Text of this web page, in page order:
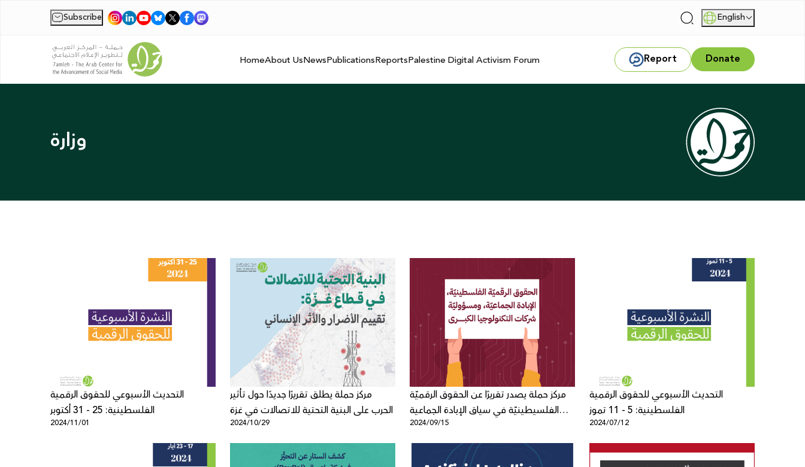
Subscribe | | English
HomeAbout UsNewsPublicationsReportsPalestine Digital Activism Forum Report Donate
وزارة
التحديث الأسبوعي للحقوق الرقمية
الفلسطينية: 25 - 31 أكتوبر
2024/11/01
مركز حملة يطلق تقريرًا جديدًا حول تأثير
الحرب على البنية التحتية للاتصالات في غزة
2024/10/29
مركز حملة يصدر تقريرًا عن الحقوق الرقميّة
الفلسيطينيّة في سياق الإبادة الجماعية
ومسؤوليّة شركات التكنولوجيا الكبرى بعد
عام من الحرب على غزة
2024/09/15
التحديث الأسبوعي للحقوق الرقمية
الفلسطينية: 5 - 11 تموز
2024/07/12